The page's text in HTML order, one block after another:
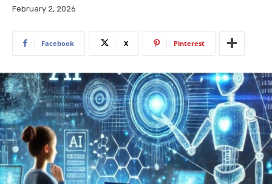
February 2, 2026
Facebook X Pinterest